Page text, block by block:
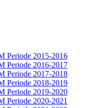
Periode 2015-2016
Periode 2016-2017
Periode 2017-2018
Periode 2018-2019
Periode 2019-2020
Periode 2020-2021